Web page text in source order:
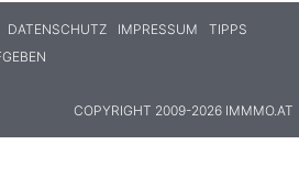
DATENSCHUTZ IMPRESSUM
TIPPS
COPYRIGHT 2009-2026 IMMMO.AT